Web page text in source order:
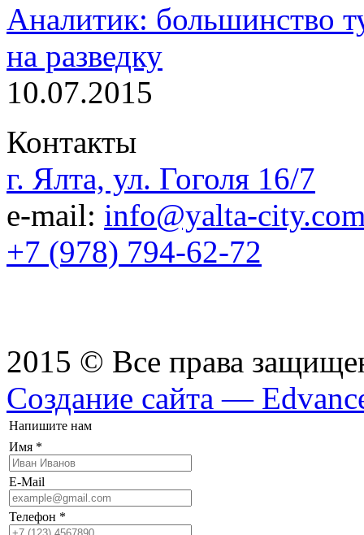
Аналитик: большинство
на разведку
10.07.2015
Контакты
г. Ялта, ул. Гоголя 16/7
e-mail: info@yalta-
+7 (978) 794-62-72
2015 © Все права
Создание сайта —
Напишите нам
Имя *
E-Mail
Телефон *